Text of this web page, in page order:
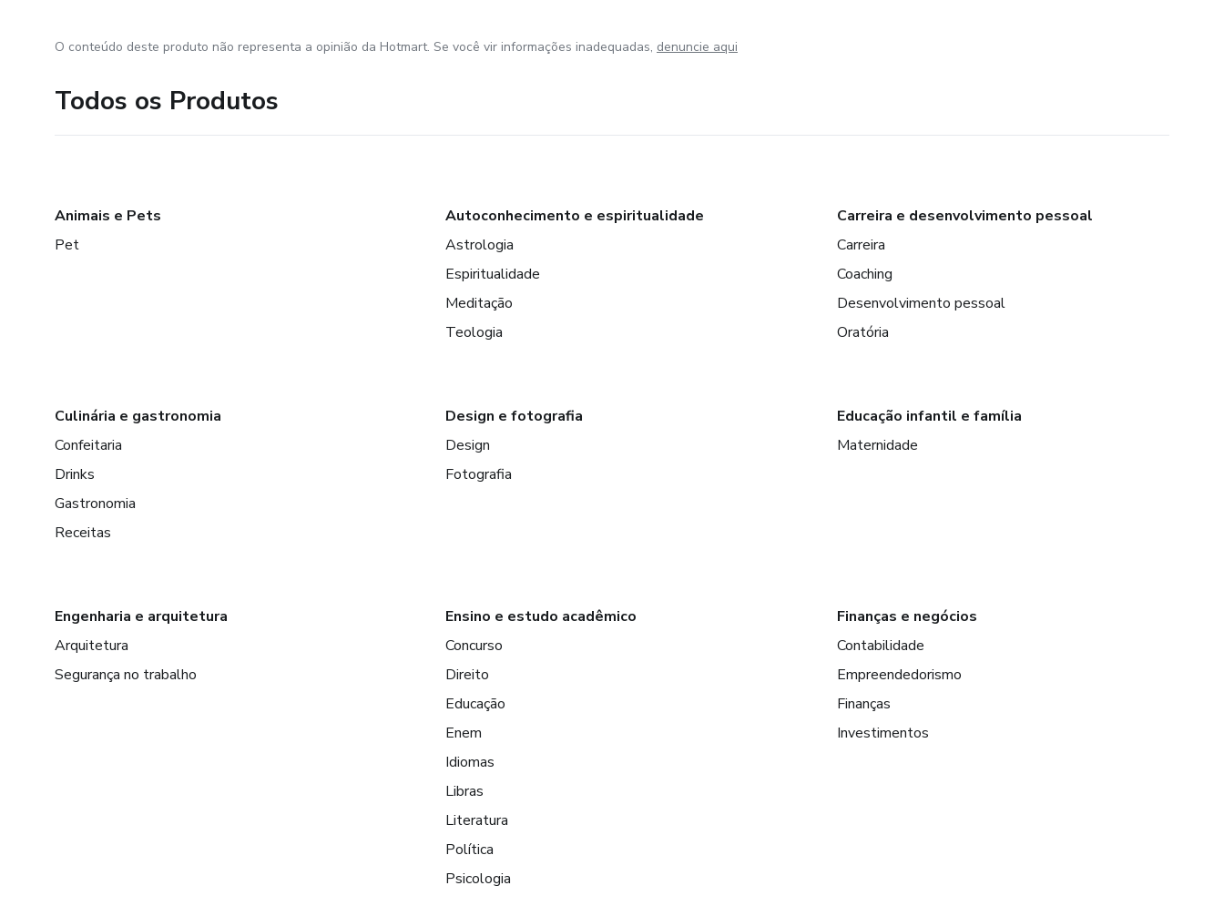
O conteúdo deste produto não representa a opinião da Hotmart. Se você vir informações inadequadas, denuncie aqui
Todos os Produtos
Animais e Pets
Pet
Autoconhecimento e espiritualidade
Astrologia
Espiritualidade
Meditação
Teologia
Carreira e desenvolvimento pessoal
Carreira
Coaching
Desenvolvimento pessoal
Oratória
Culinária e gastronomia
Confeitaria
Drinks
Gastronomia
Receitas
Design e fotografia
Design
Fotografia
Educação infantil e família
Maternidade
Engenharia e arquitetura
Arquitetura
Segurança no trabalho
Ensino e estudo acadêmico
Concurso
Direito
Educação
Enem
Idiomas
Libras
Literatura
Política
Psicologia
Finanças e negócios
Contabilidade
Empreendedorismo
Finanças
Investimentos